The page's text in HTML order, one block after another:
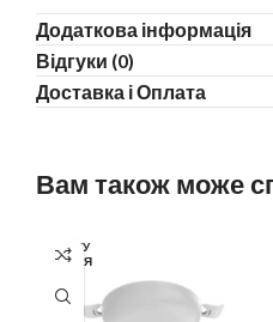
Додаткова інформація
Відгуки (0)
Доставка і Оплата
Вам також може
ОЧІКУ
ЄТЬСЯ